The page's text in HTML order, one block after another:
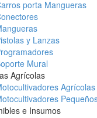
porta Mangueras
y Lanzas
Mural
Agrícolas
Agrícolas
e Insumos